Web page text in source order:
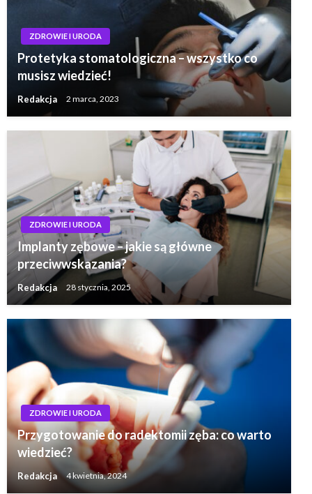
ZDROWIE I URODA
Protetyka stomatologiczna – wszystko co
musisz wiedzieć!
Redakcja 2 marca, 2023
ZDROWIE I URODA
Implanty zębowe – jakie są główne
przeciwwskazania?
Redakcja 28 stycznia, 2025
ZDROWIE I URODA
Przygotowanie do radektomii zęba: co warto
wiedzieć?
Redakcja 4 kwietnia, 2024